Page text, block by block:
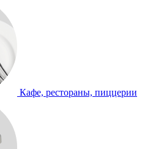
Кафе, рестораны, пиццерии